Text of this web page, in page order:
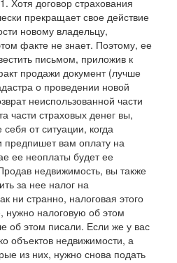
Хотя договор страхования
прекращает свое действие
новому владельцу,
факте не знает. Поэтому, ее
письмом, приложив к
продажи документ (лучше
о проведении новой
неиспользованной части
части страховых денег вы,
от ситуации, когда
предпишет вам оплату на
ее неоплаты будет ее
недвижимость, вы также
за нее налог на
ни странно, налоговая этого
нужно налоговую об этом
об этом писали. Если же у вас
объектов недвижимости, а
из них, нужно снова подать